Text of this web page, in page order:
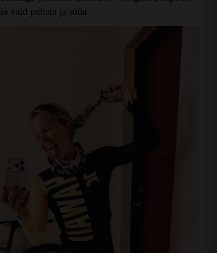
vaid puhata ja süüa.